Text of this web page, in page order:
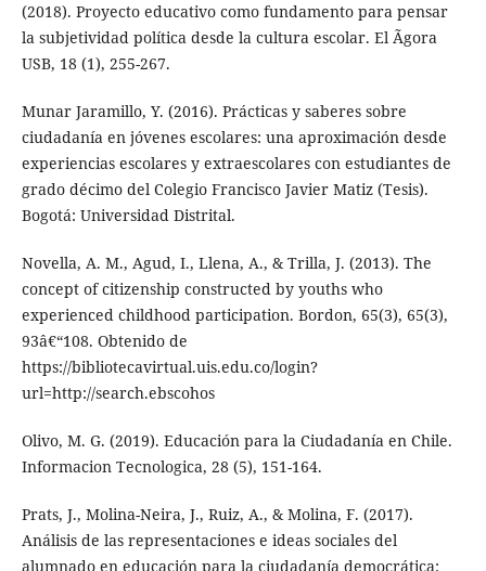
(2018). Proyecto educativo como fundamento para pensar
la subjetividad política desde la cultura escolar. El Ãgora
USB, 18 (1), 255-267.
Munar Jaramillo, Y. (2016). Prácticas y saberes sobre
ciudadanía en jóvenes escolares: una aproximación desde
experiencias escolares y extraescolares con estudiantes de
grado décimo del Colegio Francisco Javier Matiz (Tesis).
Bogotá: Universidad Distrital.
Novella, A. M., Agud, I., Llena, A., & Trilla, J. (2013). The
concept of citizenship constructed by youths who
experienced childhood participation. Bordon, 65(3), 65(3),
93â€“108. Obtenido de
https://bibliotecavirtual.uis.edu.co/login?
url=http://search.ebscohos
Olivo, M. G. (2019). Educación para la Ciudadanía en Chile.
Informacion Tecnologica, 28 (5), 151-164.
Prats, J., Molina-Neira, J., Ruiz, A., & Molina, F. (2017).
Análisis de las representaciones e ideas sociales del
alumnado en educación para la ciudadanía democrática: